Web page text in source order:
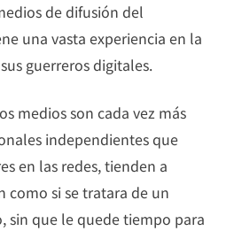
de difusión del
una vasta experiencia en la
guerreros digitales.
medios son cada vez más
independientes que
en las redes, tienden a
si se tratara de un
sin que le quede tiempo para